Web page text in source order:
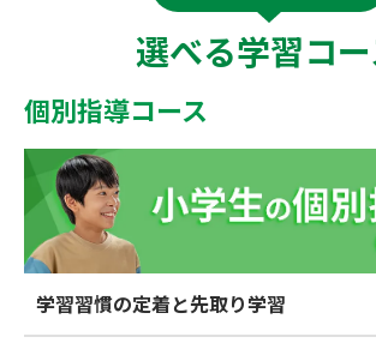
選べる学習コ
個別指導コース
学習習慣の定着と先取り学習